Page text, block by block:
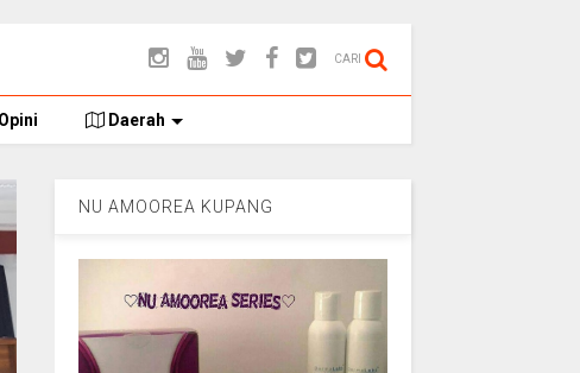
CARI
Opini Daerah
NU AMOOREA KUPANG